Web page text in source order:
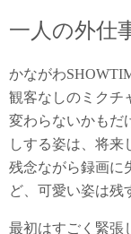
一人の外仕
かながわ
観客なしのミクチ
変わらないかもだ
しする姿は、将来
残念ながら録画に
ど、可愛い姿は残
最初はすごく緊張